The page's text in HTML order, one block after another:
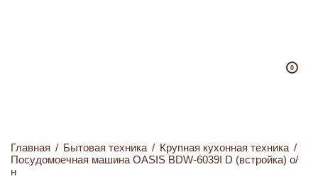
0
Главная / Бытовая техника / Крупная кухонная техника /
Посудомоечная машина OASIS BDW-6039I D (встройка) о/
н